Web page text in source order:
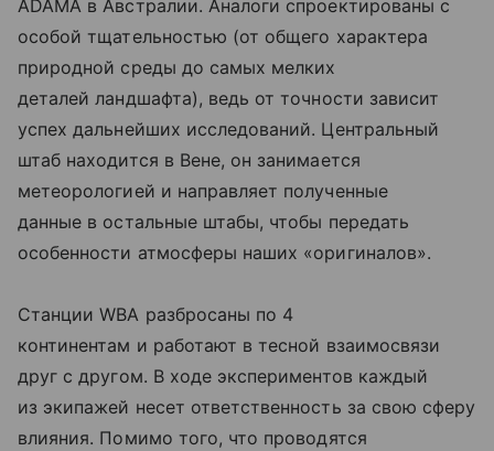
ADAMA в Австралии. Аналоги спроектированы с
особой тщательностью (от общего характера
природной среды до самых мелких
деталей ландшафта), ведь от точности зависит
успех дальнейших исследований. Центральный
штаб находится в Вене, он занимается
метеорологией и направляет полученные
данные в остальные штабы, чтобы передать
особенности атмосферы наших «оригиналов».
Станции WBA разбросаны по 4
континентам и работают в тесной взаимосвязи
друг с другом. В ходе экспериментов каждый
из экипажей несет ответственность за свою сферу
влияния. Помимо того, что проводятся